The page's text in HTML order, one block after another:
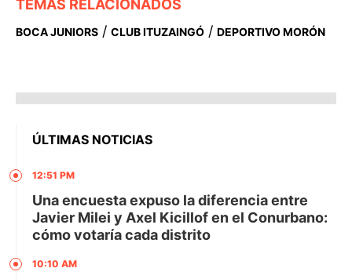
TEMAS RELACIONADOS
BOCA JUNIORS / CLUB ITUZAINGÓ / DEPORTIVO MORÓN
ÚLTIMAS NOTICIAS
12:51 PM
Una encuesta expuso la diferencia entre
Javier Milei y Axel Kicillof en el Conurbano:
cómo votaría cada distrito
10:10 AM